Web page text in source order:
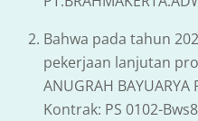
Bahwa pada tahun
pekerjaan lanjutan
ANUGRAH
Kontrak: PS 0102-